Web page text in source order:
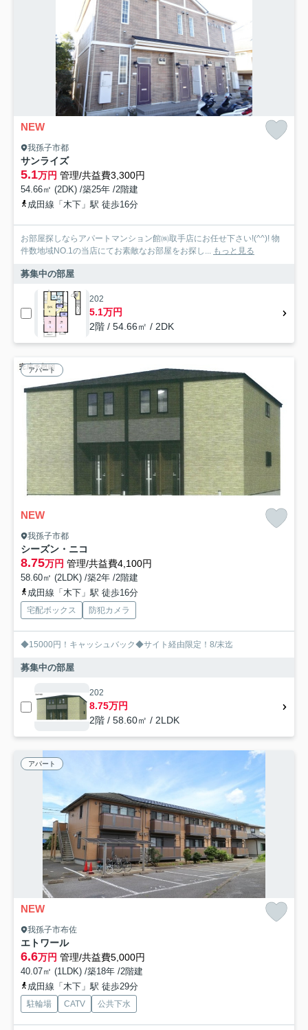
NEW
我孫子市都
サンライズ
5.1万円 管理/共益費3,300円
54.66㎡ (2DK) /築25年 /2階建
成田線「木下」駅 徒歩16分
お部屋探しならアパートマンション館㈱取手店にお任せ下さい!(^^)! 物
件数地域NO.1の当店にてお素敵なお部屋をお探し... もっと見る
募集中の部屋
202
5.1万円
2階 / 54.66㎡ / 2DK
アパート
NEW
我孫子市都
シーズン・ニコ
8.75万円 管理/共益費4,100円
58.60㎡ (2LDK) /築2年 /2階建
成田線「木下」駅 徒歩16分
宅配ボックス 防犯カメラ
◆15000円！キャッシュバック◆サイト経由限定！8/末迄
募集中の部屋
202
8.75万円
2階 / 58.60㎡ / 2LDK
アパート
NEW
我孫子市布佐
エトワール
6.6万円 管理/共益費5,000円
40.07㎡ (1LDK) /築18年 /2階建
成田線「木下」駅 徒歩29分
駐輪場 CATV 公共下水